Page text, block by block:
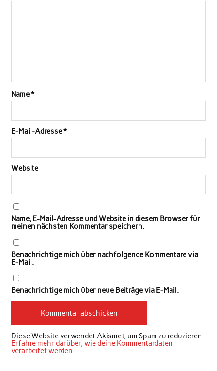
Name*
E-Mail-Adresse*
Website
Name, E-Mail-Adresse und Website in diesem Browser für
meinen nächsten Kommentar speichern.
Benachrichtige mich über nachfolgende Kommentare via
E-Mail.
Benachrichtige mich über neue Beiträge via E-Mail.
Diese Website verwendet Akismet, um Spam zu reduzieren.
Erfahre mehr darüber, wie deine Kommentardaten
verarbeitet werden.